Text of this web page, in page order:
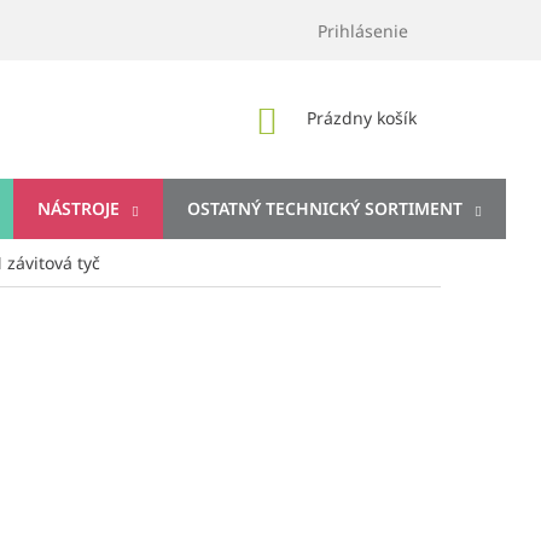
Prihlásenie
NÁKUPNÝ
Prázdny košík
NÁSTROJE OSTATNÝ TECHNICKÝ SORTIMENT
závitová tyč